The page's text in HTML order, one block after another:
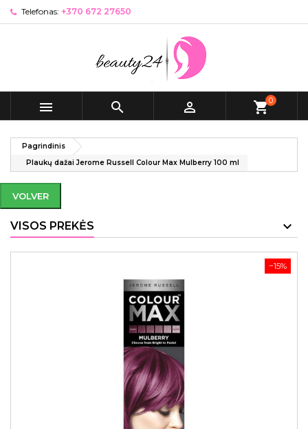
Telefonas: +370 672 27650
   shopping_cart0
Pagrindinis
Plaukų dažai Jerome Russell Colour Max Mulberry 100 ml
VOLVER
VISOS PREKĖS
−15%